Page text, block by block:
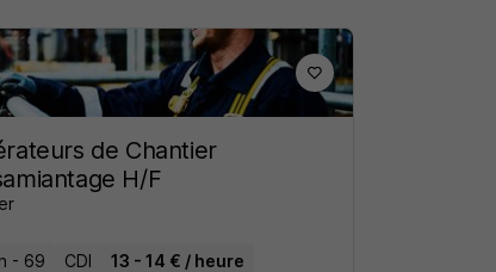
de Chantier
H/F
- 69 CDI 13 - 14 € / heure